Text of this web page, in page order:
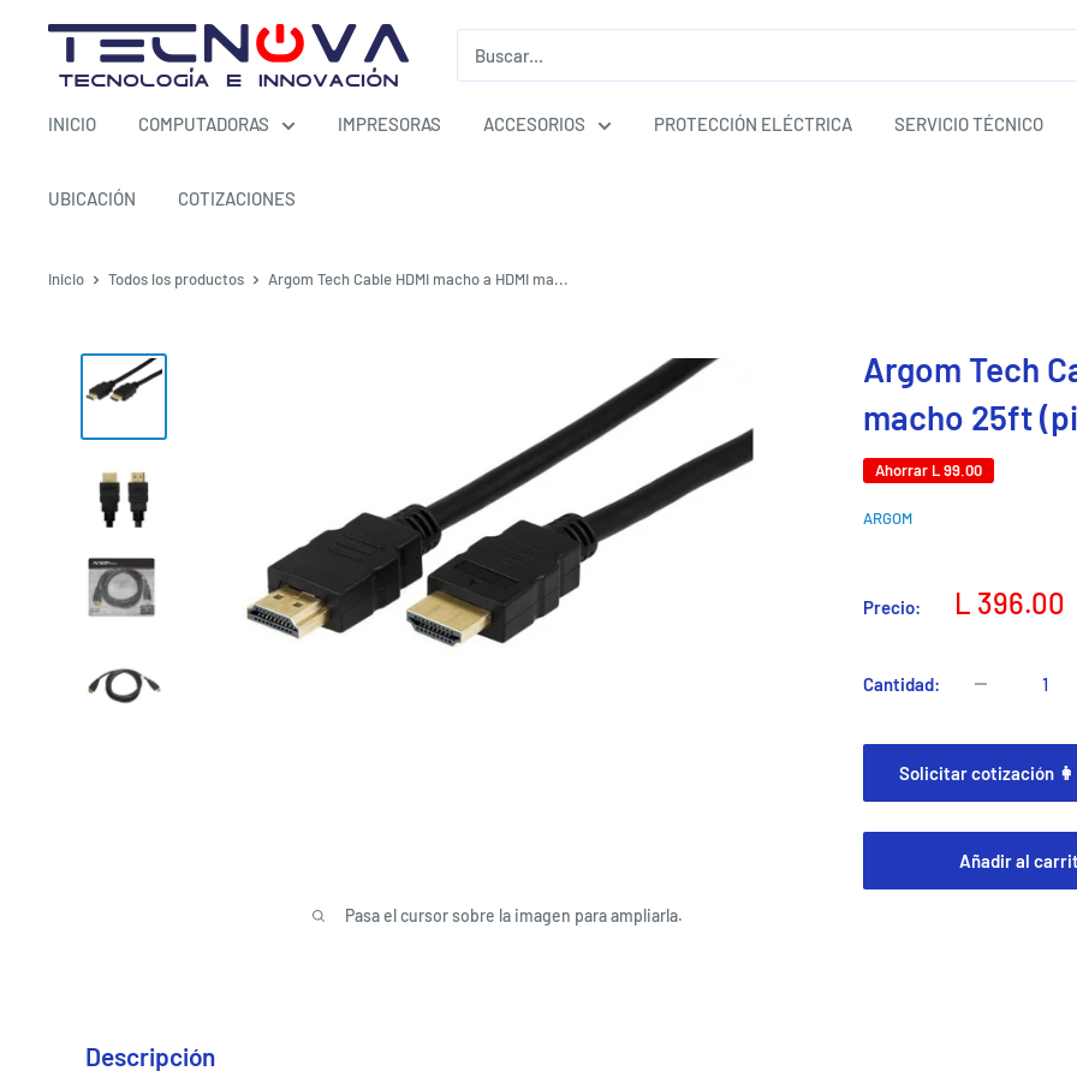
directamente
contenido
TECNOVA
INICIO COMPUTADORAS IMPRESORAS ACCESORIOS PROTECCIÓN ELÉCTRICA SERVICIO TÉCNICO
UBICACIÓN COTIZACIONES
Inicio Todos los productos Argom Tech Cable HDMI macho a HDMI ma...
Pasa el cursor sobre la imagen para ampliarla.
Argom Tech
macho 25ft
Ahorrar L 99.00
ARGOM
Precio:
Precio
L 396.00
Cantidad:
Solicitar cotización
Añadir al
Descripción